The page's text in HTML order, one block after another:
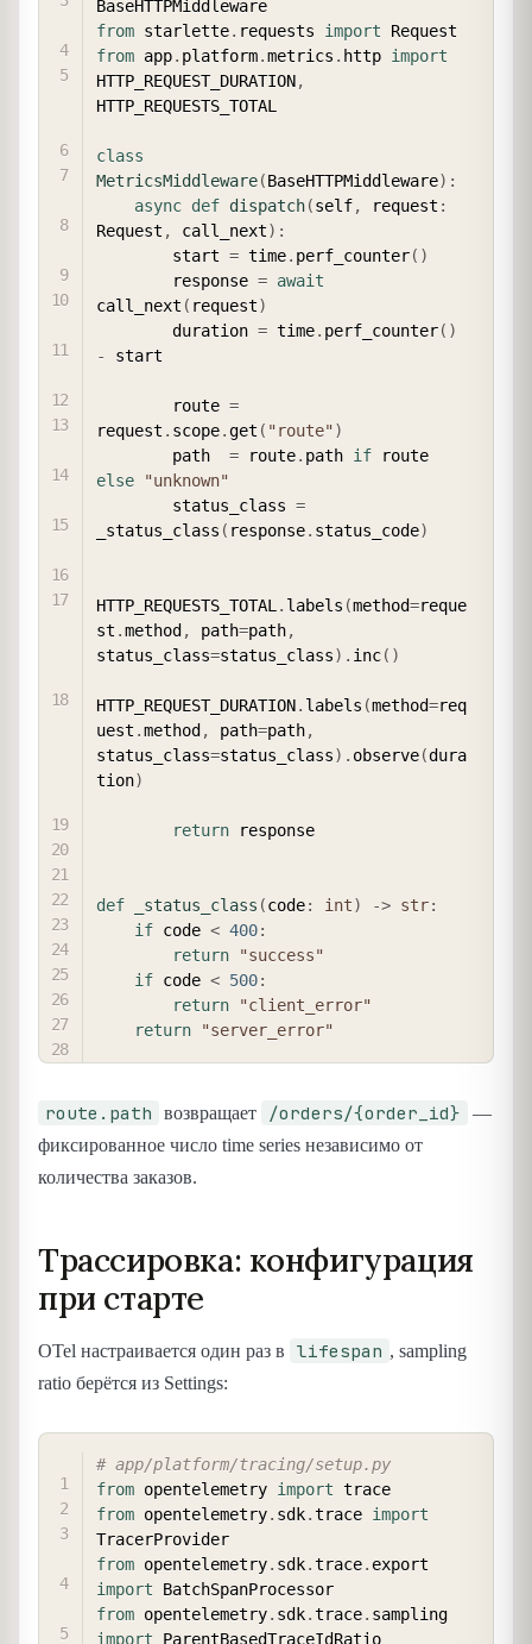
from starlette. requests import
from app. platform.metrics . http import
HTTP_REQUEST_DURATION,
HTTP_REQUESTS_TOTAL
class
MetricsMiddleware(BaseHTTPMiddleware) :
async def dispatch(self, request :
Request , call_next) :
        start
= time. perf_counter( )
        response
= await
call_next ( request)
        duration
= time. perf_counter( )
-
start
        route
=
request . scope. get ( "route")
        path
= route. path if
else
"unknown"
        status_class
=
_status_class ( response. status_code)
HTTP_REQUESTS_TOTAL . labels (method=reque
st .method , path=path,
status_class=status_class) . inc( )
HTTP_REQUEST_DURATION. labels (method=req
uest .method , path=path,
status_class=status_class) . observe(dura
tion)
return response
def _status_class (code: int) -> str:
if code < 400:
return
"success"
if code < 500:
return
"client_error"
return
"server_error"
route.path возвращает /orders/{order_id}
—
фиксированное число time series независимо от
количества заказов.
Трассировка: конфигурация
при старте
OTel настраивается один раз в lifespan , sampling
ratio берётся из Settings:
# app/platform/tracing/setup.py
from opentelemetry import
from opentelemetry. sdk.trace import
from opentelemetry. sdk.trace.
import
from opentelemetry. sdk.trace.
import